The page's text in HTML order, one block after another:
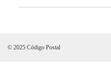
© 2025 Código Postal